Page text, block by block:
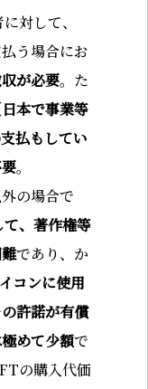
対して、
う場合にお
が必要。た
本で事業等
払もしてい
。
の場合で
、著作権等
であり、か
コンに使用
許諾が有償
めて少額で
の購入代価